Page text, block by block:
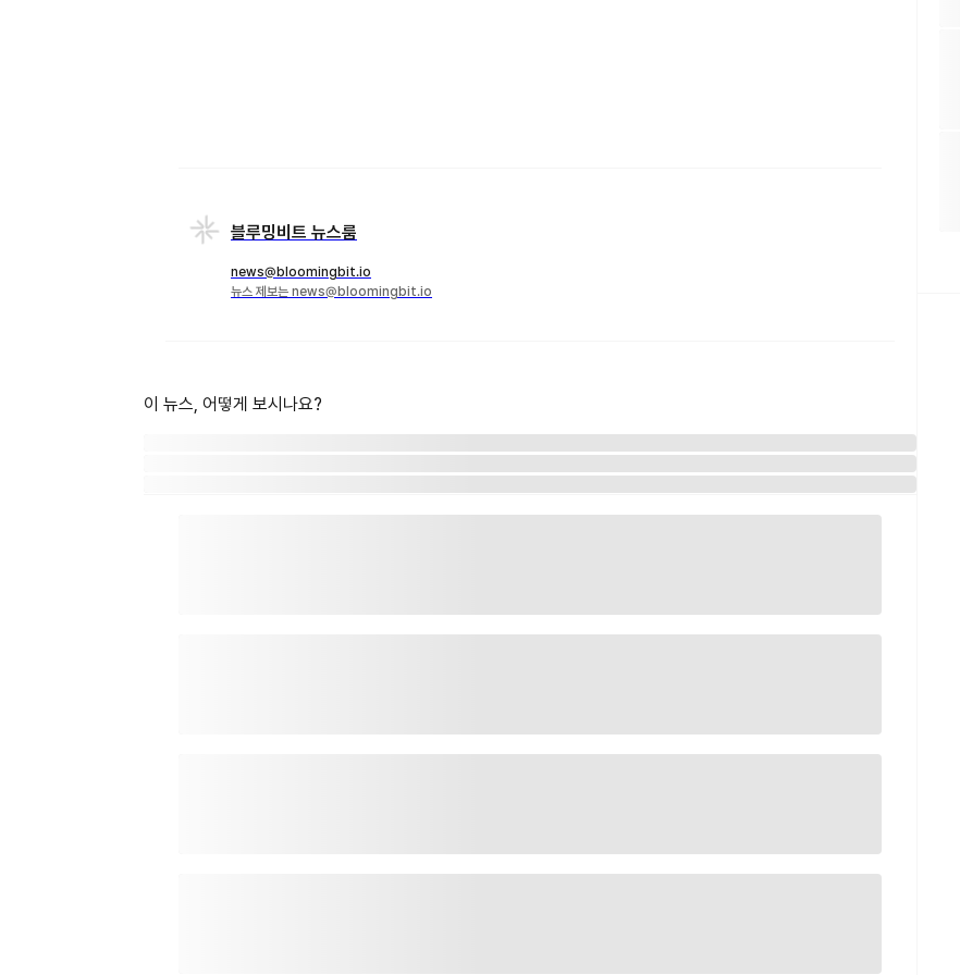
블루밍비트 뉴스룸
news@bloomingbit.io
뉴스 제보는 news@bloomingbit.io
이 뉴스, 어떻게 보시나요?